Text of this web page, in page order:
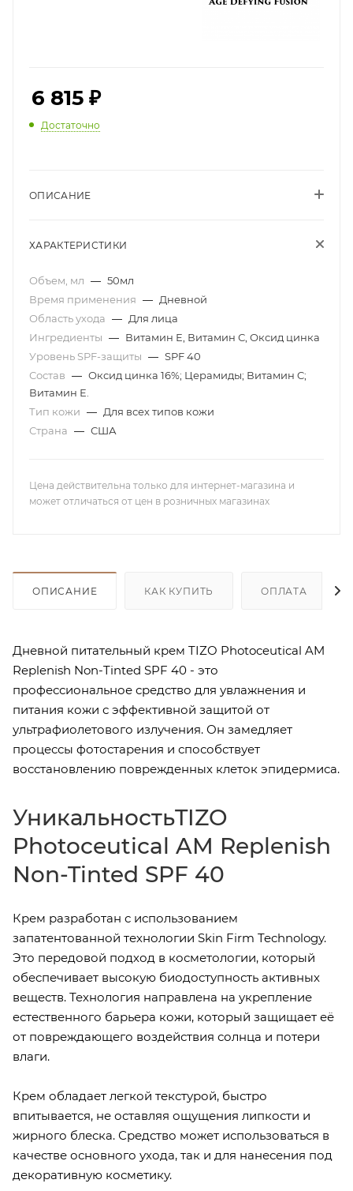
6 815 ₽
Достаточно
ОПИСАНИЕ
ХАРАКТЕРИСТИКИ
Объем, мл — 50мл
Время применения — Дневной
Область ухода — Для лица
Ингредиенты — Витамин Е, Витамин С, Оксид цинка
Уровень SPF-защиты — SPF 40
Состав — Оксид цинка 16%; Церамиды; Витамин C;
Витамин Е.
Тип кожи — Для всех типов кожи
Страна — США
Цена действительна только для интернет-магазина и
может отличаться от цен в розничных магазинах
ОПИСАНИЕ КАК КУПИТЬ ОПЛАТА
Дневной питательный крем TIZO Photoceutical AM
Replenish Non-Tinted SPF 40 - это
профессиональное средство для увлажнения и
питания кожи с эффективной защитой от
ультрафиолетового излучения. Он замедляет
процессы фотостарения и способствует
восстановлению поврежденных клеток эпидермиса.
УникальностьTIZO
Photoceutical AM Replenish
Non-Tinted SPF 40
Крем разработан с использованием
запатентованной технологии Skin Firm Technology.
Это передовой подход в косметологии, который
обеспечивает высокую биодоступность активных
веществ. Технология направлена на укрепление
естественного барьера кожи, который защищает её
от повреждающего воздействия солнца и потери
влаги.
Крем обладает легкой текстурой, быстро
впитывается, не оставляя ощущения липкости и
жирного блеска. Средство может использоваться в
качестве основного ухода, так и для нанесения под
декоративную косметику.